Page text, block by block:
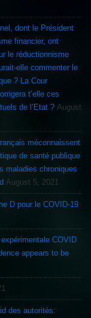
dont le Président
financier, ont
le réductionnisme
elle commenter le
? La Cour
t’elle ces
de l’Etat ? August
méconnaissent
de santé publique
maladies chroniques
August 5, 2021
D pour le COVID-19
COVID
appears to be
des autorités: